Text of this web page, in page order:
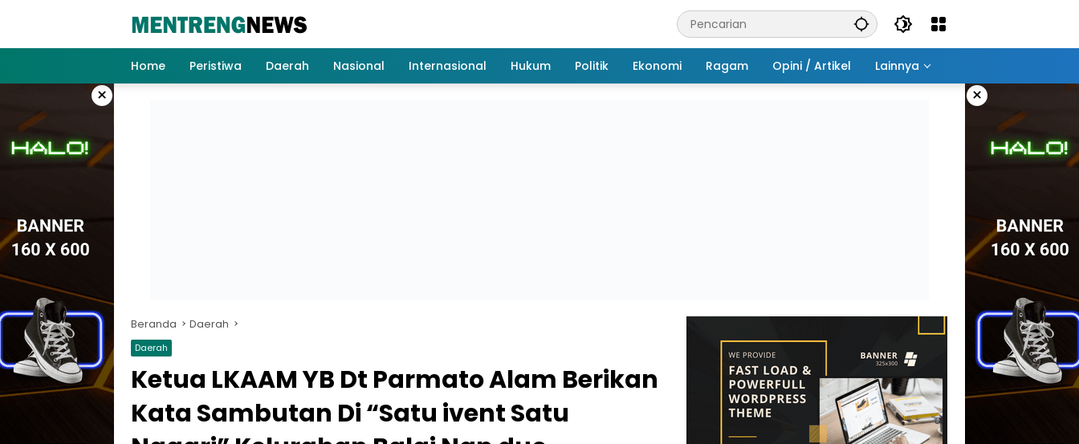
Home
Peristiwa Daerah Nasional Internasional Hukum Politik Ekonomi Ragam Opini / Artikel Lainnya
× ×
Beranda Daerah
Daerah
Ketua LKAAM YB Dt Parmato Alam Berikan
Kata Sambutan Di “Satu ivent Satu